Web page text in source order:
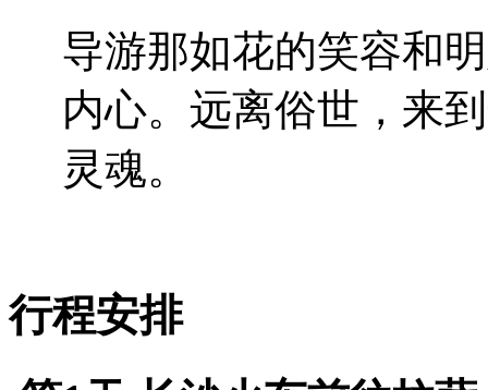
导游那如花的笑容和
内心。远离俗世，来
灵魂。
行程安排